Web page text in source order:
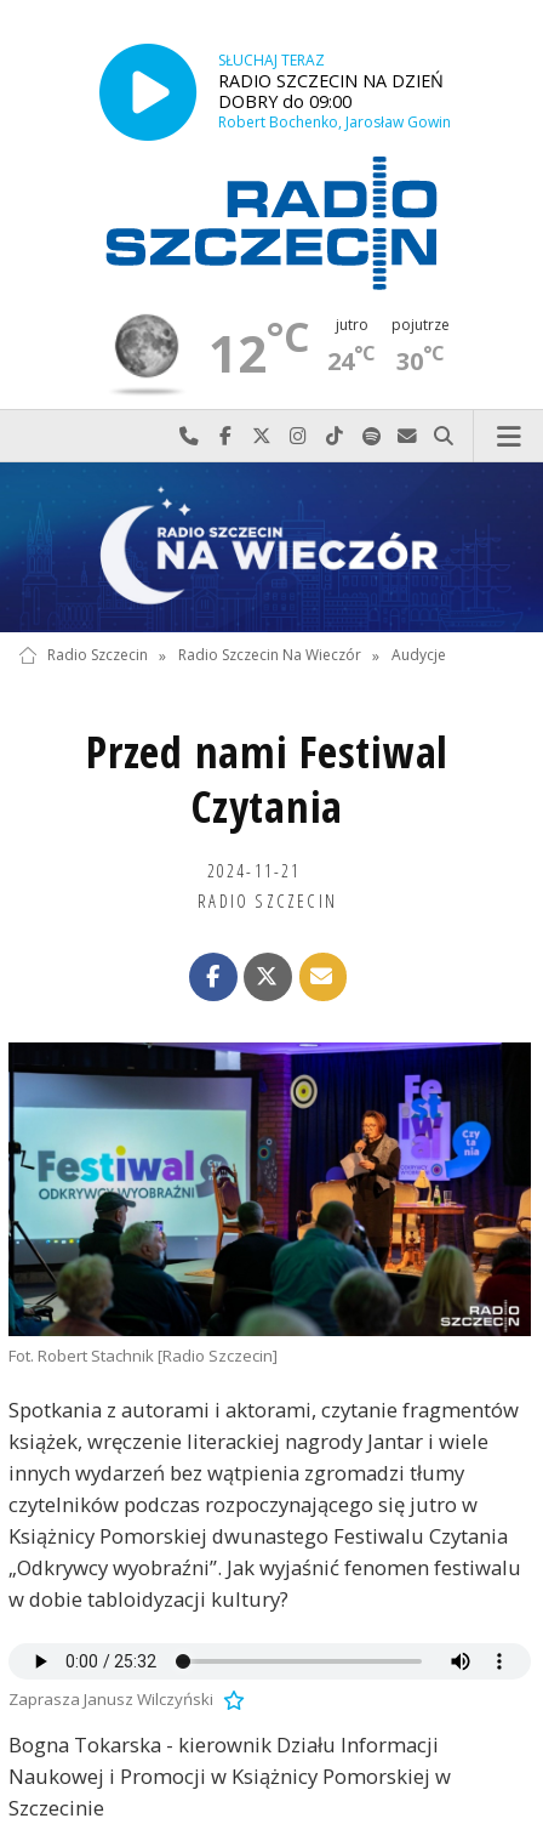
SŁUCHAJ TERAZ
RADIO SZCZECIN NA DZIEŃ
DOBRY do 09:00
Robert Bochenko, Jarosław Gowin
12°C jutro
24°C
pojutrze
30°C
Najlepiej po prostu do nas zadzwoń
Odwiedź nas na Facebook-u
Odwiedź nas na X
Odwiedź nas na Instagram-ie
Odwiedź nas na TikTok-u
Szukaj nas na Spotify
Wyślij do nas
Szukaj
Radio Szczecin » Radio Szczecin Na Wieczór » Audycje
Przed nami Festiwal
Czytania
2024-11-21
RADIO SZCZECIN
Fot. Robert Stachnik [Radio Szczecin]
Spotkania z autorami i aktorami, czytanie fragmentów
książek, wręczenie literackiej nagrody Jantar i wiele
innych wydarzeń bez wątpienia zgromadzi tłumy
czytelników podczas rozpoczynającego się jutro w
Książnicy Pomorskiej dwunastego Festiwalu Czytania
„Odkrywcy wyobraźni”. Jak wyjaśnić fenomen festiwalu
w dobie tabloidyzacji kultury?
Zaprasza Janusz Wilczyński
Bogna Tokarska - kierownik Działu Informacji
Naukowej i Promocji w Książnicy Pomorskiej w
Szczecinie